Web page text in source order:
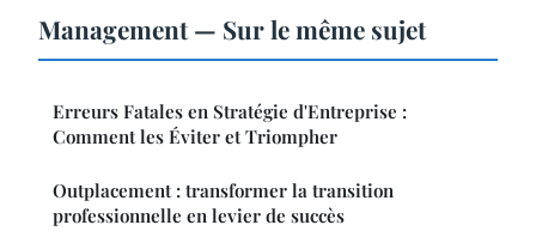
Management — Sur le même sujet
Erreurs Fatales en Stratégie d'Entreprise :
Comment les Éviter et Triompher
Outplacement : transformer la transition
professionnelle en levier de succès